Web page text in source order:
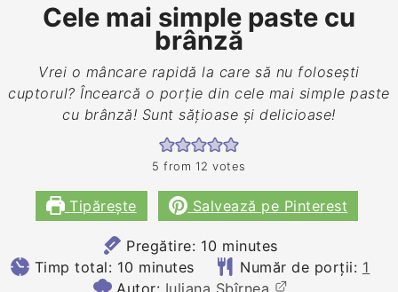
Cele mai simple paste cu
brânză
Vrei o mâncare rapidă la care să nu folosești
cuptorul? Încearcă o porție din cele mai simple paste
cu brânză! Sunt sățioase și delicioase!
5 from 12 votes
Tipărește Salvează pe Pinterest
Pregătire: 10minutes
minutes
Timp total: 10minutes
minutes Număr de porții: 1
Autor: Iuliana Sbîrnea